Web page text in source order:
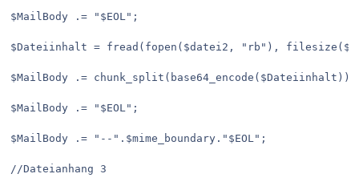
$MailBody .= "$EOL";
$Dateiinhalt = fread(fopen($datei2, "rb"),
$MailBody .= chunk_split(base64_encode($Dateiinhalt));
$MailBody .= "$EOL";
$MailBody .= "--".$mime_boundary."$EOL";
//Dateianhang 3